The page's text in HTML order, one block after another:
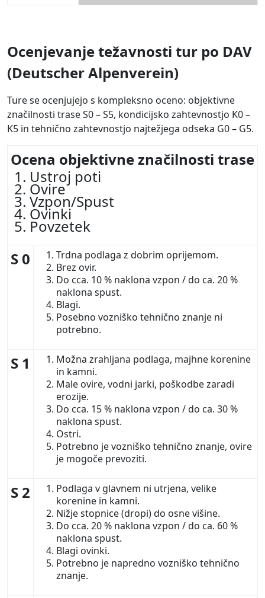
Ocenjevanje težavnosti tur po DAV
(Deutscher Alpenverein)
Ture se ocenjujejo s kompleksno oceno: objektivne
značilnosti trase S0 – S5, kondicijsko zahtevnostjo K0 –
K5 in tehnično zahtevnostjo najtežjega odseka G0 – G5.
Ocena objektivne značilnosti trase
Ustroj poti
Ovire
Vzpon/Spust
Ovinki
Povzetek
S 0
Trdna podlaga z dobrim oprijemom.
Brez ovir.
Do cca. 10 % naklona vzpon / do ca. 20 %
naklona spust.
Blagi.
Posebno vozniško tehnično znanje ni
potrebno.
S 1
Možna zrahljana podlaga, majhne korenine
in kamni.
Male ovire, vodni jarki, poškodbe zaradi
erozije.
Do cca. 15 % naklona vzpon / do ca. 30 %
naklona spust.
Ostri.
Potrebno je vozniško tehnično znanje, ovire
je mogoče prevoziti.
S 2
Podlaga v glavnem ni utrjena, velike
korenine in kamni.
Nižje stopnice (dropi) do osne višine.
Do cca. 20 % naklona vzpon / do ca. 60 %
naklona spust.
Blagi ovinki.
Potrebno je napredno vozniško tehnično
znanje.